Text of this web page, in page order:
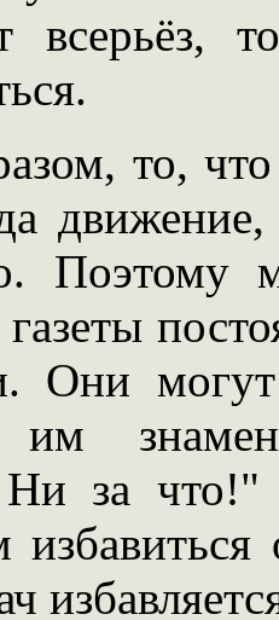
всерьёз,
то,
Поэтому
газеты
Они
им
за что!"